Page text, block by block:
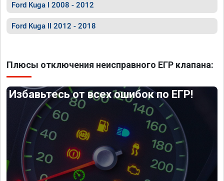
Ford Kuga I 2008 - 2012
Ford Kuga II 2012 - 2018
Плюсы отключения неисправного ЕГР клапана:
Избавьтесь от всех ошибок по ЕГР!